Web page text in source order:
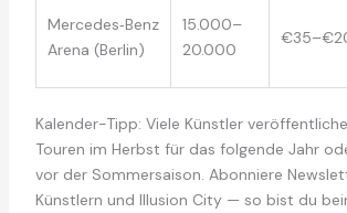
Mercedes‑Benz
Arena (Berlin)
15.000–
20.000
Kalender-Tipp: Viele Künstler
Touren im Herbst für das folgende Jahr
vor der Sommersaison. Abonniere
Künstlern und Illusion City — so bist du